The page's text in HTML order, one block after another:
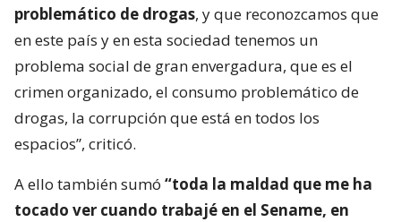
problemático de drogas, y que reconozcamos que
en este país y en esta sociedad tenemos un
problema social de gran envergadura, que es el
crimen organizado, el consumo problemático de
drogas, la corrupción que está en todos los
espacios”, criticó.
A ello también sumó “toda la maldad que me ha
tocado ver cuando trabajé en el Sename, en